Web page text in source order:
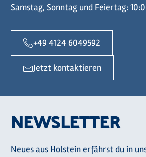
Samstag, Sonntag und Feiertag:
+49 4124 6049592
Jetzt kontaktieren
NEWSLETTER
Neues aus Holstein erfährst du in